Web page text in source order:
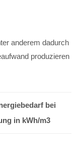
anderem dadurch
produzieren
bei
in kWh/m3